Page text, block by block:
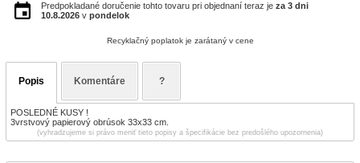
Predpokladané doručenie tohto tovaru pri objednaní teraz je za 3 dni
10.8.2026 v pondelok
Recyklačný poplatok je zarátaný v cene
Popis Komentáre ?
POSLEDNÉ KUSY !
3vrstvový papierový obrúsok 33x33 cm.
(vyhradzujeme si právo meniť tieto popisy a špecifikácie bez predošlého upozornenia)